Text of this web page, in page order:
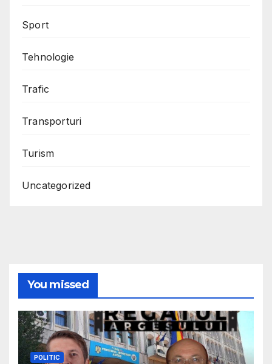
Sport
Tehnologie
Trafic
Transporturi
Turism
Uncategorized
You missed
POLITIC